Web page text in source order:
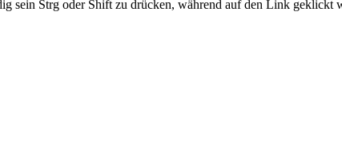
sein Strg oder Shift zu drücken, während auf den Link geklickt